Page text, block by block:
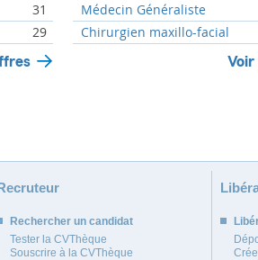
31
29
Médecin Généraliste
Chirurgien maxillo-facial
Voir
Rechercher un candidat
Tester la CVThèque
Souscrire à la CVThèque